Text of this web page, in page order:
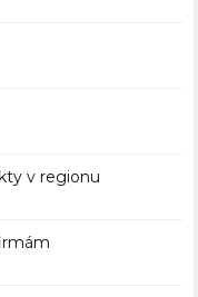
v regionu